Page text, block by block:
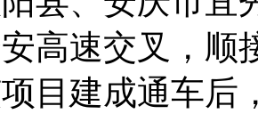
高速交叉，顺
目建成通车后